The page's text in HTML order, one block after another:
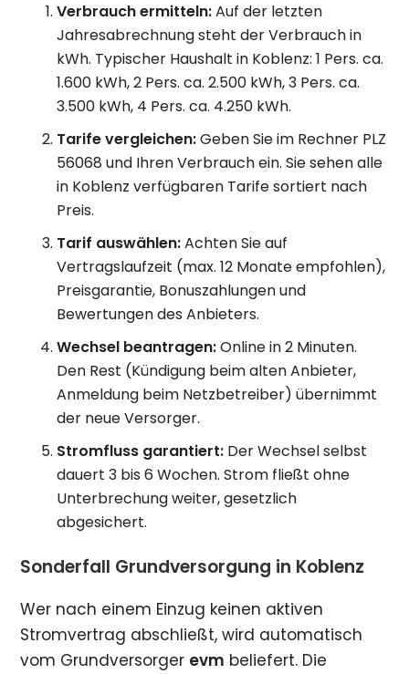
Verbrauch ermitteln:Auf der letzten
Jahresabrechnung steht der Verbrauch in
kWh. Typischer Haushalt in Koblenz: 1 Pers. ca.
1.600 kWh, 2 Pers. ca. 2.500 kWh, 3 Pers. ca.
3.500 kWh, 4 Pers. ca. 4.250 kWh.
Tarife vergleichen:Geben Sie im Rechner PLZ
56068 und Ihren Verbrauch ein. Sie sehen alle
in Koblenz verfügbaren Tarife sortiert nach
Preis.
Tarif auswählen:Achten Sie auf
Vertragslaufzeit (max. 12 Monate empfohlen),
Preisgarantie, Bonuszahlungen und
Bewertungen des Anbieters.
Wechsel beantragen:Online in 2 Minuten.
Den Rest (Kündigung beim alten Anbieter,
Anmeldung beim Netzbetreiber) übernimmt
der neue Versorger.
Stromfluss garantiert: Der Wechsel selbst
dauert 3 bis 6 Wochen. Strom fließt ohne
Unterbrechung weiter, gesetzlich
abgesichert.
Sonderfall Grundversorgung in Koblenz
Wer nach einem Einzug keinen aktiven
Stromvertrag abschließt, wird automatisch
vom Grundversorger evm beliefert. Die